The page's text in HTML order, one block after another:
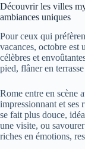
Découvrir les villes
ambiances uniques
Pour ceux qui
vacances, octobre est
célèbres et
pied, flâner en
Rome entre en scène
impressionnant et ses
se fait plus douce,
une visite, ou
riches en émotions,